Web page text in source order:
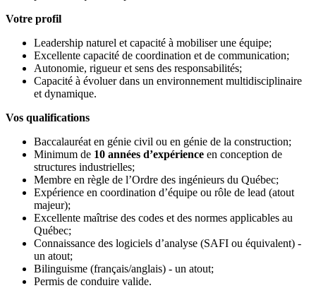
Votre profil
Leadership naturel et capacité à mobiliser une équipe;
Excellente capacité de coordination et de communication;
Autonomie, rigueur et sens des responsabilités;
Capacité à évoluer dans un environnement multidisciplinaire
et dynamique.
Vos qualifications
Baccalauréat en génie civil ou en génie de la construction;
Minimum de 10 années d’expérience en conception de
structures industrielles;
Membre en règle de l’Ordre des ingénieurs du Québec;
Expérience en coordination d’équipe ou rôle de lead (atout
majeur);
Excellente maîtrise des codes et des normes applicables au
Québec;
Connaissance des logiciels d’analyse (SAFI ou équivalent) -
un atout;
Bilinguisme (français/anglais) - un atout;
Permis de conduire valide.